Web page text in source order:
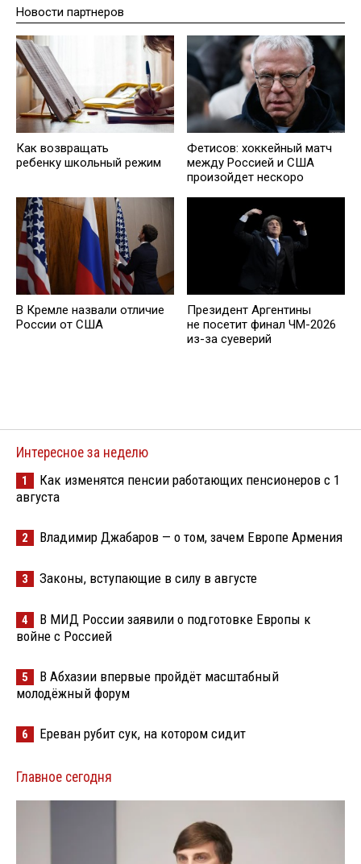
Новости партнеров
Как возвращать
ребенку школьный режим
Фетисов: хоккейный матч
между Россией и США
произойдет нескоро
В Кремле назвали отличие
России от США
Президент Аргентины
не посетит финал ЧМ-2026
из-за суеверий
Интересное за неделю
1
Как изменятся пенсии работающих пенсионеров с 1
августа
2 Владимир Джабаров — о том, зачем Европе Армения
3 Законы, вступающие в силу в августе
4
В МИД России заявили о подготовке Европы к
войне с Россией
5
В Абхазии впервые пройдёт масштабный
молодёжный форум
6 Ереван рубит сук, на котором сидит
Главное сегодня